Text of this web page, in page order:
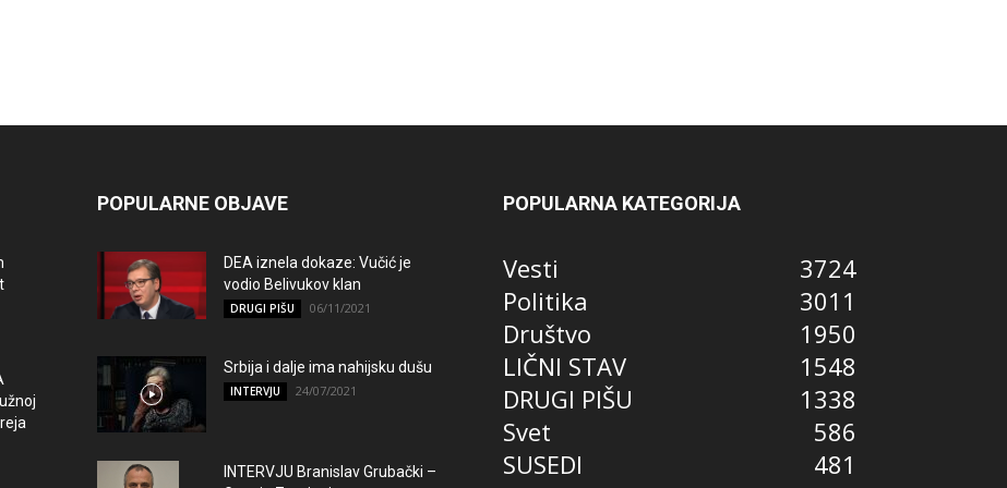
POPULARNE OBJAVE
DEA iznela dokaze: Vučić je
vodio Belivukov klan
DRUGI PIŠU 06/11/2021
Srbija i dalje ima nahijsku dušu
INTERVJU 24/07/2021
INTERVJU Branislav Grubački –
POPULARNA KATEGORIJA
Vesti
3724
Politika
3011
Društvo
1950
LIČNI STAV
1548
DRUGI PIŠU
1338
Svet
586
SUSEDI
481